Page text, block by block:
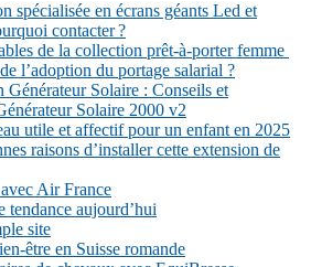
spécialisée en écrans géants Led et
contacter ?
de la collection prêt-à-porter femme
l’adoption du portage salarial ?
Générateur Solaire : Conseils et
Solaire 2000 v2
utile et affectif pour un enfant en 2025
raisons d’installer cette extension de
Air France
tendance aujourd’hui
site
être en Suisse romande